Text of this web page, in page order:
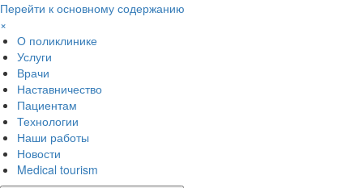
Перейти к основному содержанию
×
О поликлинике
Услуги
Врачи
Наставничество
Пациентам
Технологии
Наши работы
Новости
Medical tourism